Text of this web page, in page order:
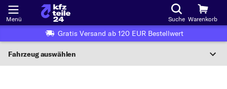
Menü Suche Warenkorb
Gratis Versand ab 120 EUR Bestellwert
Fahrzeug auswählen